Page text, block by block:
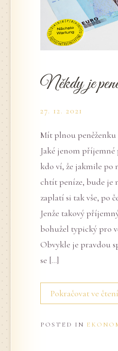
Někdy je
27. 12. 2021
Mít plnou peněženku
Jaké jenom
kdo ví, že jakmile po
chtít peníze, bude je
zaplatí si tak vše, po
Jenže takový
bohužel typický pro
Obvykle je pravdou
se […]
Pokračovat ve čtení
POSTED IN